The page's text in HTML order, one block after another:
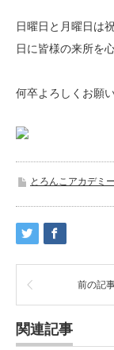
日曜日と月曜日は
日に皆様の来所を
何卒よろしくお願
とろんこアカデミ
前の記
関連記事